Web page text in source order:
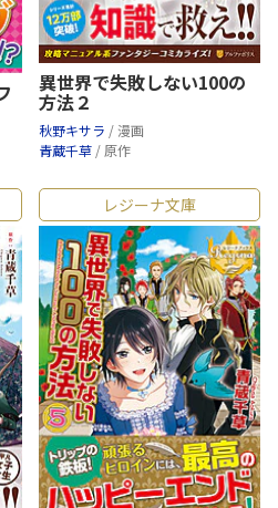
異世界で失敗しない100の
方法２
秋野キサラ / 漫画
青蔵千草 / 原作
レジーナ文庫